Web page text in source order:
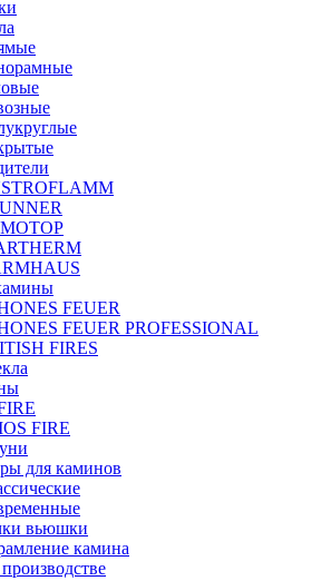
FEUER
FEUER PROFESSIONAL
FIRES
FIRE
для каминов
вьюшки
камина